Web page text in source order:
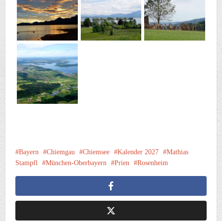
Bayern Chiemgau Chiemsee Kalender 2027
Mathias
Stampfl
München-Oberbayern Prien Rosenheim